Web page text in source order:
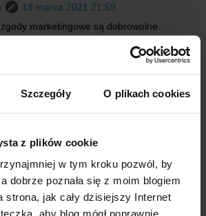
Szczegóły O plikach cookies
z plików cookie
w tym kroku pozwól, by
dobrze poznała się z moim blogiem
strona, jak cały dzisiejszy Internet
aby blog mógł poprawnie
18 marca 2021 21:59
marketingowe są dobrowolne.
konta i czekam aż się zamknie ?
18 marca 2021 22:00